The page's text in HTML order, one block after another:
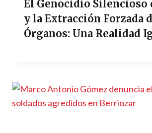
El Genocidio Silencioso
y la Extracción Forzada
Órganos: Una Realidad